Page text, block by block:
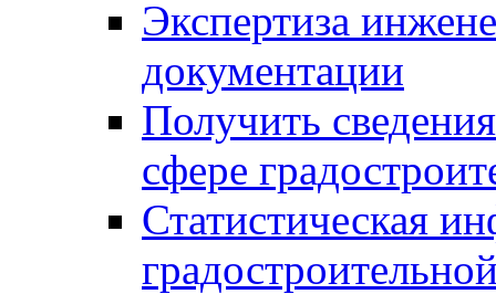
Экспертиза
документации
Получить
сфере
Статистическая